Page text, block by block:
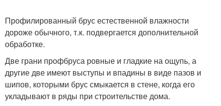
Профилированный брус естественной влажности
дороже обычного, т.к. подвергается дополнительной
обработке.
Две грани профбруса ровные и гладкие на ощупь, а
другие две имеют выступы и впадины в виде пазов и
шипов, которыми брус смыкается в стене, когда его
укладывают в ряды при строительстве дома.